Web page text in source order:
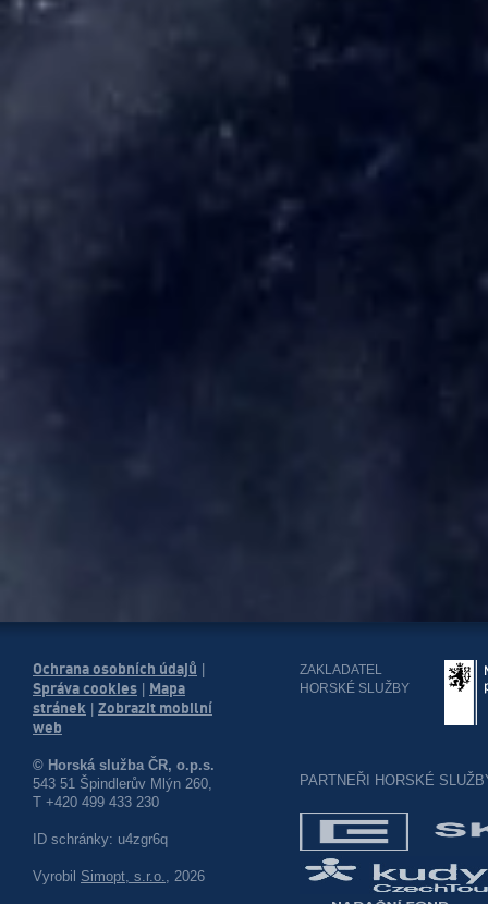
Ochrana osobních údajů
Správa cookies
Mapa
stránek
Zobrazit mobilní
web
© Horská služba ČR, o.p.s.
543 51 Špindlerův Mlýn 260,
T +420 499 433 230
ID schránky: u4zgr6q
Vyrobil Simopt, s.r.o., 2026
ZAKLADATEL
HORSKÉ SLUŽBY
PARTNEŘI HORSKÉ